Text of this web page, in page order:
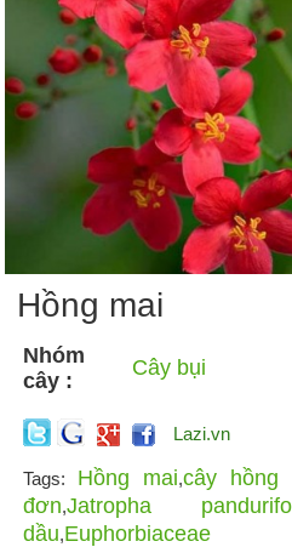
Hồng mai
Nhóm
cây :
Cây bụi
Lazi.vn
Tags: Hồng mai,cây hồng
đơn,Jatropha
dầu,Euphorbiaceae